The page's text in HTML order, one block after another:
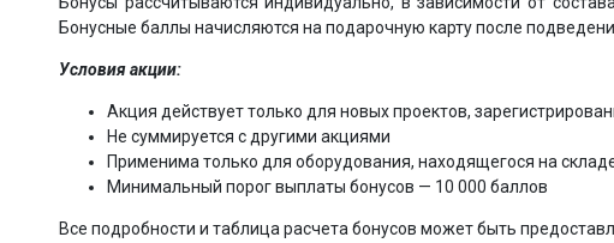
Бонусные баллы начисляются на подарочную карту после
Условия акции:
Акция действует только для новых проектов,
Не суммируется с другими акциями
Применима только для оборудования, находящегося на
Минимальный порог выплаты бонусов — 10 000 баллов
Все подробности и таблица расчета бонусов может быть